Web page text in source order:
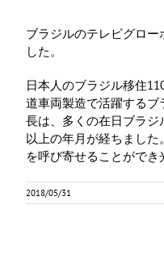
ブラジルのテレビグロー
した。
日本人のブラジル移住
道車両製造で活躍する
長は、多くの在日ブラ
以上の年月が経ちまし
を呼び寄せることができ
2018/05/31